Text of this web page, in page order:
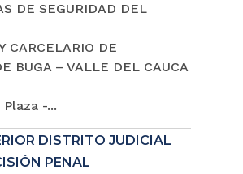
DE SEGURIDAD DEL
CARCELARIO DE
BUGA – VALLE DEL CAUCA
-...
DISTRITO JUDICIAL
PENAL